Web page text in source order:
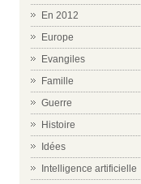
En 2012
Europe
Evangiles
Famille
Guerre
Histoire
Idées
Intelligence artificielle